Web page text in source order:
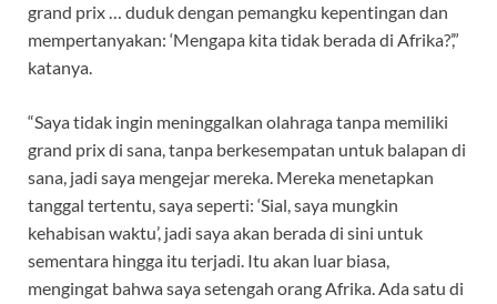
grand prix … duduk dengan pemangku kepentingan dan
mempertanyakan: ‘Mengapa kita tidak berada di Afrika?’,”
katanya.
“Saya tidak ingin meninggalkan olahraga tanpa memiliki
grand prix di sana, tanpa berkesempatan untuk balapan di
sana, jadi saya mengejar mereka. Mereka menetapkan
tanggal tertentu, saya seperti: ‘Sial, saya mungkin
kehabisan waktu’, jadi saya akan berada di sini untuk
sementara hingga itu terjadi. Itu akan luar biasa,
mengingat bahwa saya setengah orang Afrika. Ada satu di